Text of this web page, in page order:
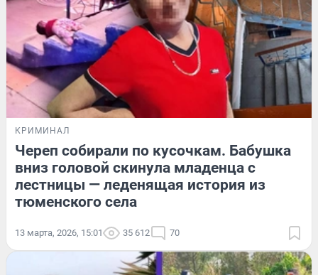
КРИМИНАЛ
Череп собирали по кусочкам. Бабушка
вниз головой скинула младенца с
лестницы — леденящая история из
тюменского села
13 марта, 2026, 15:01 35 612 70